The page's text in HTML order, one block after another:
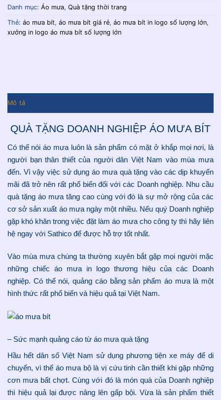
Danh mục: Áo mưa, Quà tặng thời trang
Thẻ: áo mưa bít, áo mưa bít giá rẻ, áo mưa bít in logo số lượng lớn,
xưởng in logo áo mưa bít số lượng lớn
Mô tả
QUÀ TẶNG DOANH NGHIỆP ÁO MƯA BÍT
Có thể nói áo mưa luôn là sản phẩm có mặt ở khắp mọi nơi, là
người bạn thân thiết của người dân Việt Nam vào mùa mưa
đến. Vì vậy việc sử dụng áo mưa quà tặng vào các dịp khuyến
mãi đã trở nên rất phổ biến đối với các Doanh nghiệp. Nhu cầu
quà tặng áo mưa tăng cao cùng với đó là sự mở rộng của các
cơ sở sản xuất áo mưa ngày một nhiều. Nếu quý Doanh nghiệp
gặp khó khăn trong việc đặt làm áo mưa cho công ty thì hãy liên
hệ ngay với Sathico để được hỗ trợ tốt nhất.
Vào mùa mưa chúng ta thường xuyên bắt gặp mọi người mặc
những chiếc áo mưa in logo thương hiệu của các Doanh
nghiệp. Có thể nói, quảng cáo bằng sản phẩm áo mưa là một
hình thức rất phổ biến và hiệu quả tại Việt Nam.
– Sức mạnh quảng cáo từ áo mưa quà tặng
Hầu hết dân số Việt Nam sử dụng phương tiện xe máy để di
chuyển, vì thế áo mưa bộ là vị cứu tinh cần thiết khi gặp những
cơn mưa bất chợt. Cùng với đó là món quà của Doanh nghiệp
thì hiệu quả lại được nâng lên gấp bội. Vừa là sản phẩm thiết